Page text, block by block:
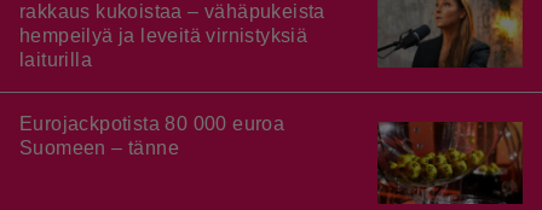
rakkaus kukoistaa – vähäpukeista
hempeilyä ja leveitä virnistyksiä
laiturilla
Eurojackpotista 80 000 euroa
Suomeen – tänne